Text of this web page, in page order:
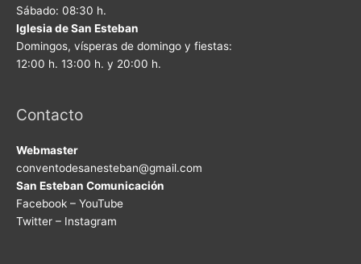
Sábado: 08:30 h.
Iglesia de San Esteban
Domingos, vísperas de domingo y fiestas:
12:00 h. 13:00 h. y 20:00 h.
Contacto
Webmaster
conventodesanesteban@gmail.com
San Esteban Comunicación
Facebook – YouTube
Twitter – Instagram